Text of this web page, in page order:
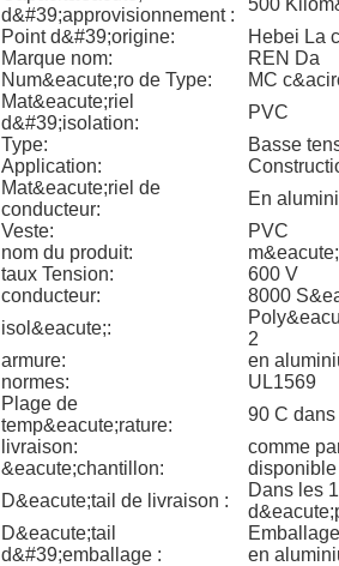
d&#39;approvisionnement :
500
Point d&#39;origine:
Hebei La
Marque nom:
REN Da
Num&eacute;ro de Type:
MC
Mat&eacute;riel
d&#39;isolation:
PVC
Type:
Basse
Application:
Mat&eacute;riel de
conducteur:
En
Veste:
PVC
nom du produit:
taux Tension:
600 V
conducteur:
8000
isol&eacute;:
2
armure:
en
normes:
UL1569
Plage de
temp&eacute;rature:
90 C
livraison:
comme
&eacute;chantillon:
disponible
D&eacute;tail de livraison :
Dans les
D&eacute;tail
d&#39;emballage :
en